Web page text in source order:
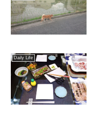
Daily Life